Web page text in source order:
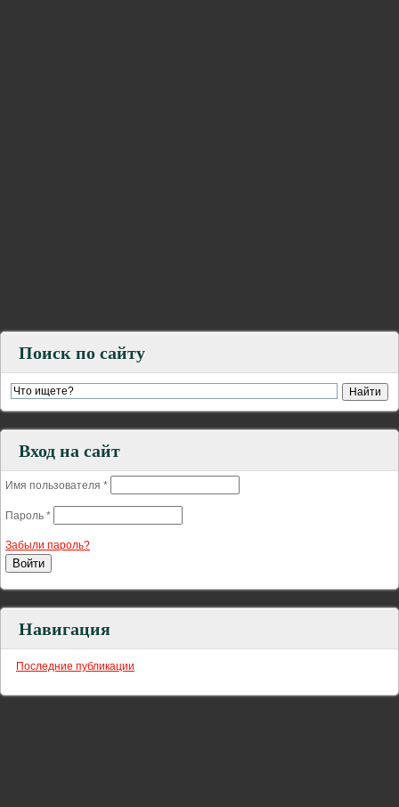
Поиск по сайту
Вход на сайт
Имя пользователя *
Пароль *
Забыли пароль?
Навигация
Последние публикации